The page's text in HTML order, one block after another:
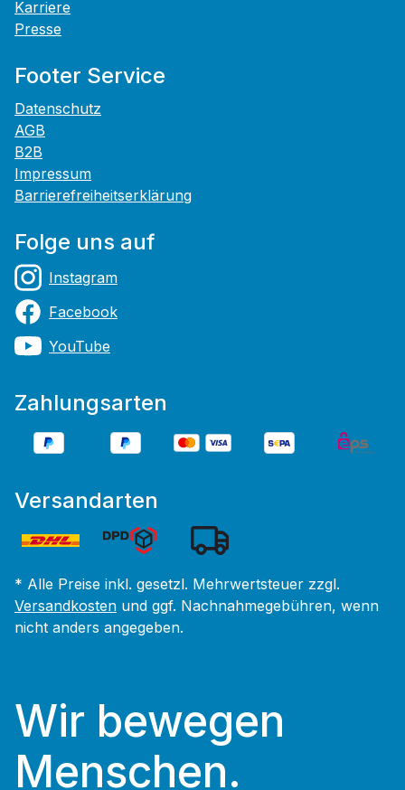
Karriere
Presse
Footer Service
Datenschutz
AGB
B2B
Impressum
Barrierefreiheitserklärung
Folge uns auf
Instagram
Facebook
YouTube
Zahlungsarten
Versandarten
* Alle Preise inkl. gesetzl. Mehrwertsteuer zzgl.
Versandkosten und ggf. Nachnahmegebühren, wenn
nicht anders angegeben.
Wir bewegen
Menschen.